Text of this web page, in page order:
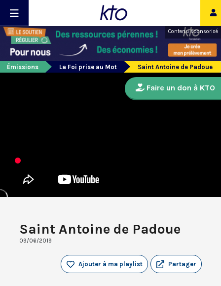
Contenu sponsorisé
Émissions La Foi prise au Mot Saint Antoine de Padoue
Saint Antoine de Padoue
09/06/2019
Partager
Ajouter à ma playlist
Faire un don à KTO